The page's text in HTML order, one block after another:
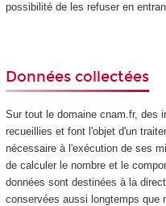
possibilité de les refuser en
Données collectées
Sur tout le domaine cnam.fr, des
recueillies et font l'objet d'un
nécessaire à l'exécution de ses
de calculer le nombre et le
données sont destinées à la
conservées aussi longtemps que